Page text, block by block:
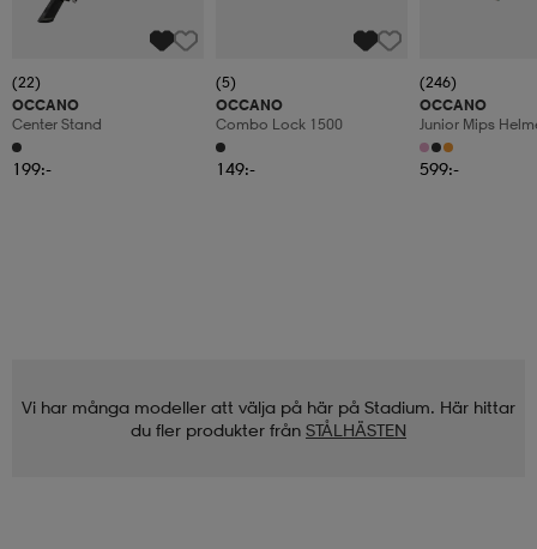
(22)
OCCANO
Center Stand
199:-
(5)
OCCANO
Combo Lock 1500
149:-
(246)
OCCANO
Junior Mips
599:-
Vi har många modeller att välja på här på Stadium. Här hittar
du fler produkter från STÅLHÄSTEN